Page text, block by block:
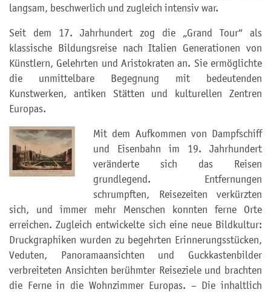
langsam, beschwerlich und zugleich intensiv war.
Seit dem 17. Jahrhundert zog die „Grand Tour“ als
klassische Bildungsreise nach Italien Generationen von
Künstlern, Gelehrten und Aristokraten an. Sie ermöglichte
die unmittelbare Begegnung mit bedeutenden
Kunstwerken, antiken Stätten und kulturellen Zentren
Europas.
Mit dem Aufkommen von Dampfschiff
und Eisenbahn im 19. Jahrhundert
veränderte sich das Reisen
grundlegend. Entfernungen
schrumpften, Reisezeiten verkürzten
sich, und immer mehr Menschen konnten ferne Orte
erreichen. Zugleich entwickelte sich eine neue Bildkultur:
Druckgraphiken wurden zu begehrten Erinnerungsstücken,
Veduten, Panoramaansichten und Guckkastenbilder
verbreiteten Ansichten berühmter Reiseziele und brachten
die Ferne in die Wohnzimmer Europas. – Die inhaltlich